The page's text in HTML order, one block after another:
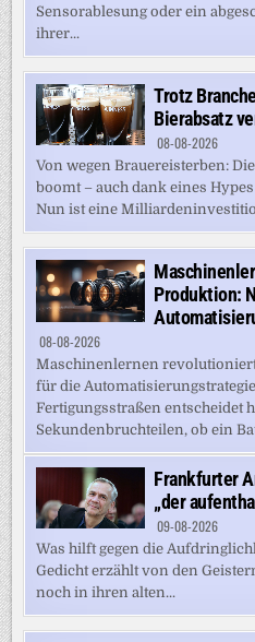
Sensorablesung oder ein
ihrer...
Trotz
Bierabsatz
08-08-2026
Von wegen Brauereisterben:
boomt – auch dank eines
Nun ist eine
Produktion:
08-08-2026
Maschinenlernen
für die
Fertigungsstraßen entscheidet
Sekundenbruchteilen, ob ein
Frankfurter
„der
09-08-2026
Was hilft gegen die
Gedicht erzählt von den
noch in ihren alten...